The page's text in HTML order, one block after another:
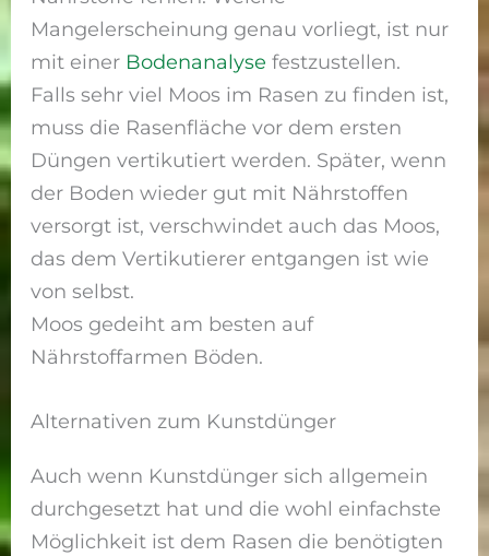
Mangelerscheinung genau vorliegt, ist nur
mit einer Bodenanalyse festzustellen.
Falls sehr viel Moos im Rasen zu finden ist,
muss die Rasenfläche vor dem ersten
Düngen vertikutiert werden. Später, wenn
der Boden wieder gut mit Nährstoffen
versorgt ist, verschwindet auch das Moos,
das dem Vertikutierer entgangen ist wie
von selbst.
Moos gedeiht am besten auf
Nährstoffarmen Böden.
Alternativen zum Kunstdünger
Auch wenn Kunstdünger sich allgemein
durchgesetzt hat und die wohl einfachste
Möglichkeit ist dem Rasen die benötigten